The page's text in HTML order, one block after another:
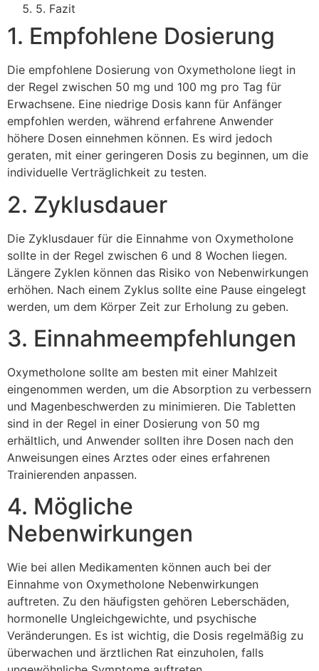
5. Fazit
1. Empfohlene Dosierung
Die empfohlene Dosierung von Oxymetholone liegt in
der Regel zwischen 50 mg und 100 mg pro Tag für
Erwachsene. Eine niedrige Dosis kann für Anfänger
empfohlen werden, während erfahrene Anwender
höhere Dosen einnehmen können. Es wird jedoch
geraten, mit einer geringeren Dosis zu beginnen, um die
individuelle Verträglichkeit zu testen.
2. Zyklusdauer
Die Zyklusdauer für die Einnahme von Oxymetholone
sollte in der Regel zwischen 6 und 8 Wochen liegen.
Längere Zyklen können das Risiko von Nebenwirkungen
erhöhen. Nach einem Zyklus sollte eine Pause eingelegt
werden, um dem Körper Zeit zur Erholung zu geben.
3. Einnahmeempfehlungen
Oxymetholone sollte am besten mit einer Mahlzeit
eingenommen werden, um die Absorption zu verbessern
und Magenbeschwerden zu minimieren. Die Tabletten
sind in der Regel in einer Dosierung von 50 mg
erhältlich, und Anwender sollten ihre Dosen nach den
Anweisungen eines Arztes oder eines erfahrenen
Trainierenden anpassen.
4. Mögliche
Nebenwirkungen
Wie bei allen Medikamenten können auch bei der
Einnahme von Oxymetholone Nebenwirkungen
auftreten. Zu den häufigsten gehören Leberschäden,
hormonelle Ungleichgewichte, und psychische
Veränderungen. Es ist wichtig, die Dosis regelmäßig zu
überwachen und ärztlichen Rat einzuholen, falls